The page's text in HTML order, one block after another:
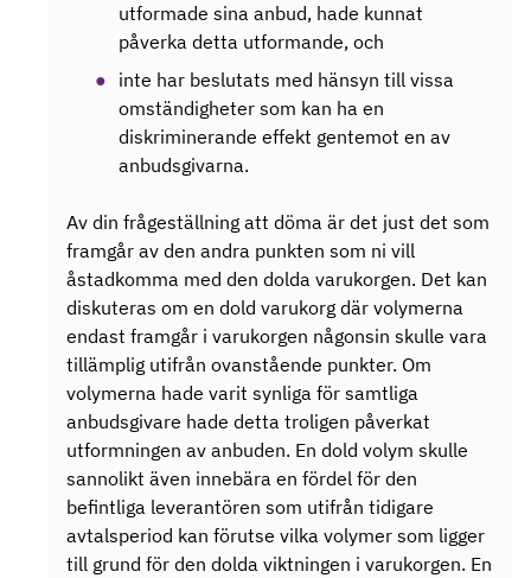
utformade sina anbud, hade kunnat
påverka detta utformande, och
inte har beslutats med hänsyn till vissa
omständigheter som kan ha en
diskriminerande effekt gentemot en av
anbudsgivarna.
Av din frågeställning att döma är det just det som
framgår av den andra punkten som ni vill
åstadkomma med den dolda varukorgen. Det kan
diskuteras om en dold varukorg där volymerna
endast framgår i varukorgen någonsin skulle vara
tillämplig utifrån ovanstående punkter. Om
volymerna hade varit synliga för samtliga
anbudsgivare hade detta troligen påverkat
utformningen av anbuden. En dold volym skulle
sannolikt även innebära en fördel för den
befintliga leverantören som utifrån tidigare
avtalsperiod kan förutse vilka volymer som ligger
till grund för den dolda viktningen i varukorgen. En